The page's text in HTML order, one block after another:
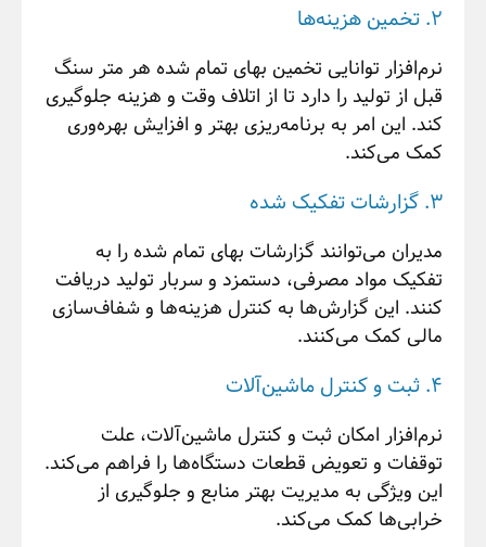
2. تخمین هزینه‌ها
نرم‌افزار توانایی تخمین بهای تمام شده هر متر سنگ
قبل از تولید را دارد تا از اتلاف وقت و هزینه جلوگیری
کند. این امر به برنامه‌ریزی بهتر و افزایش بهره‌وری
کمک می‌کند.
3. گزارشات تفکیک شده
مدیران می‌توانند گزارشات بهای تمام شده را به
تفکیک مواد مصرفی، دستمزد و سربار تولید دریافت
کنند. این گزارش‌ها به کنترل هزینه‌ها و شفاف‌سازی
مالی کمک می‌کنند.
4. ثبت و کنترل ماشین‌آلات
نرم‌افزار امکان ثبت و کنترل ماشین‌آلات، علت
توقفات و تعویض قطعات دستگاه‌ها را فراهم می‌کند.
این ویژگی به مدیریت بهتر منابع و جلوگیری از
خرابی‌ها کمک می‌کند.